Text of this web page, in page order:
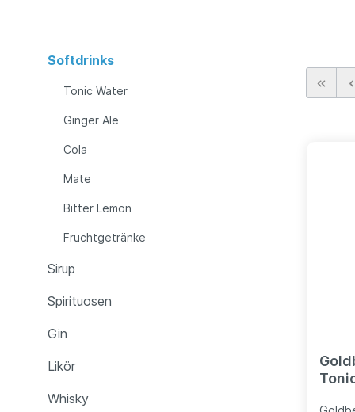
Softdrinks
Tonic Water
Ginger Ale
Cola
Mate
Bitter Lemon
Fruchtgetränke
Sirup
Spirituosen
Gin
Likör
Whisky